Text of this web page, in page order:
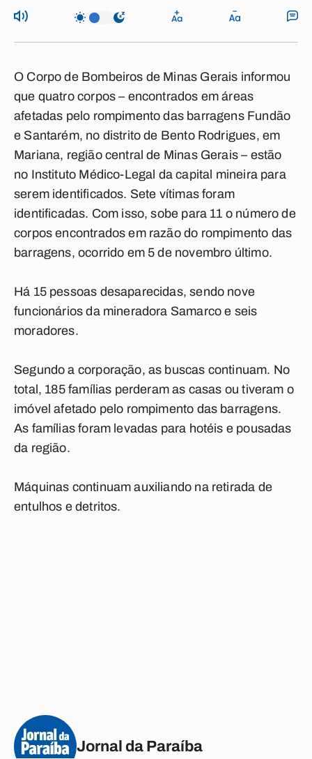
O Corpo de Bombeiros de Minas Gerais informou
que quatro corpos – encontrados em áreas
afetadas pelo rompimento das barragens Fundão
e Santarém, no distrito de Bento Rodrigues, em
Mariana, região central de Minas Gerais – estão
no Instituto Médico-Legal da capital mineira para
serem identificados. Sete vítimas foram
identificadas. Com isso, sobe para 11 o número de
corpos encontrados em razão do rompimento das
barragens, ocorrido em 5 de novembro último.
Há 15 pessoas desaparecidas, sendo nove
funcionários da mineradora Samarco e seis
moradores.
Segundo a corporação, as buscas continuam. No
total, 185 famílias perderam as casas ou tiveram o
imóvel afetado pelo rompimento das barragens.
As famílias foram levadas para hotéis e pousadas
da região.
Máquinas continuam auxiliando na retirada de
entulhos e detritos.
Jornal da Paraíba